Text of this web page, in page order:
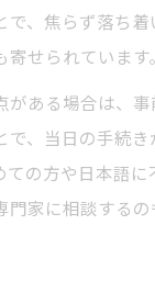
で、焦らず落ち着
せられています。
がある場合は、
で、当日の手続
ての方や日本語
門家に相談する